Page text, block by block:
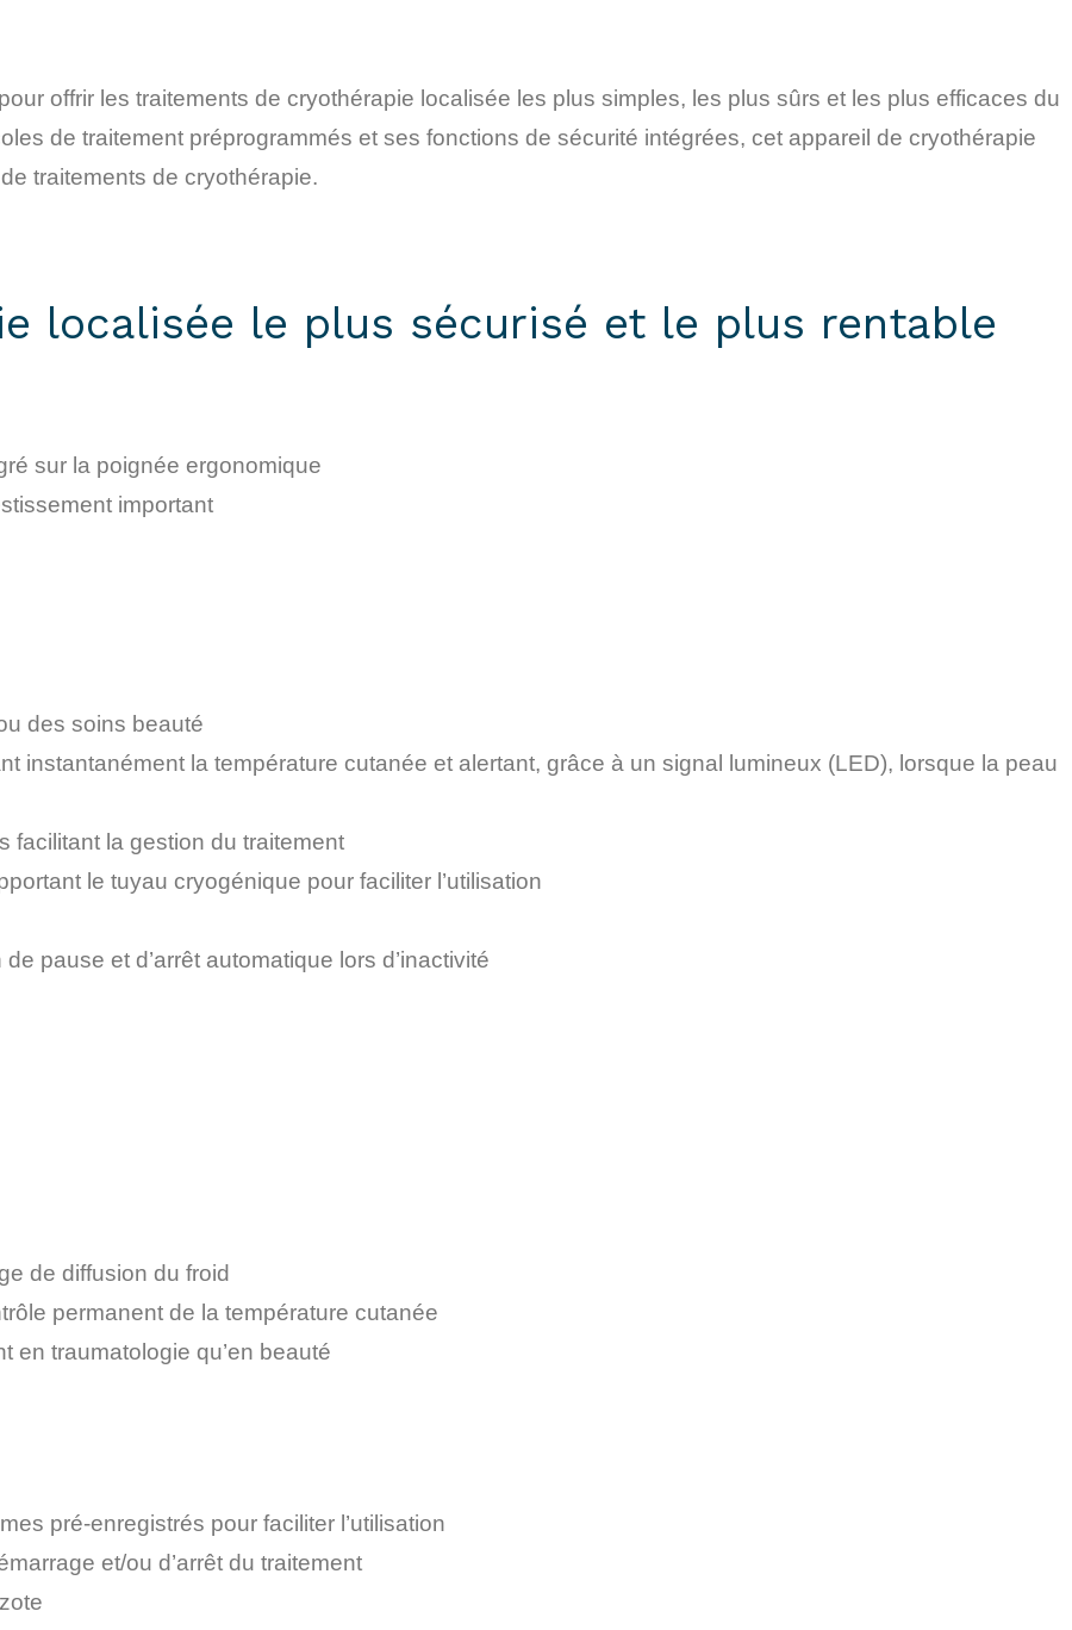
offrir les traitements de cryothérapie localisée les plus simples, les plus sûrs et les plus efficaces du
de traitement préprogrammés et ses fonctions de sécurité intégrées, cet appareil de cryothérapie
traitements de cryothérapie.
localisée le plus sécurisé et le plus rentable
sur la poignée ergonomique
important
des soins beauté
instantanément la température cutanée et alertant, grâce à un signal lumineux (LED), lorsque la peau
facilitant la gestion du traitement
le tuyau cryogénique pour faciliter l’utilisation
pause et d’arrêt automatique lors d’inactivité
de diffusion du froid
permanent de la température cutanée
en traumatologie qu’en beauté
pré-enregistrés pour faciliter l’utilisation
et/ou d’arrêt du traitement